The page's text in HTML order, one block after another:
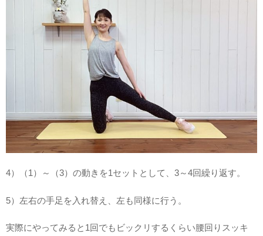
4）（1）～（3）の動きを1セットとして、3～4回繰り返す。
5）左右の手足を入れ替え、左も同様に行う。
実際にやってみると1回でもビックリするくらい腰回りスッキ